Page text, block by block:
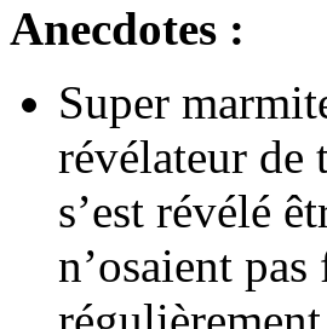
Anecdotes :
Super
révélateur de
s’est révélé
n’osaient